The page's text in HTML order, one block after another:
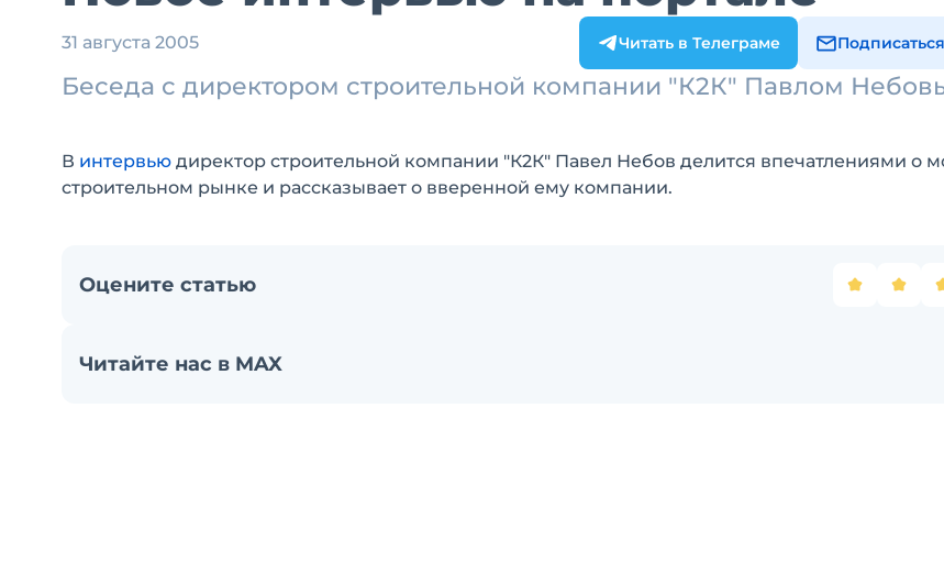
31 августа 2005 Читать в Телеграме
Беседа с директором строительной компании "К2К" Павлом
В интервью директор строительной компании "К2К" Павел Небов делится впечатлениями о
строительном рынке и рассказывает о вверенной ему компании.
Оцените статью
Читайте нас в MAX